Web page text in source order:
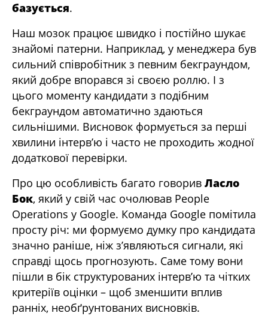
базується.
Наш мозок працює швидко і постійно шукає
знайомі патерни. Наприклад, у менеджера був
сильний співробітник з певним бекграундом,
який добре впорався зі своєю роллю. І з
цього моменту кандидати з подібним
бекграундом автоматично здаються
сильнішими. Висновок формується за перші
хвилини інтерв’ю і часто не проходить жодної
додаткової перевірки.
Про цю особливість багато говорив Ласло
Бок, який у свій час очолював People
Operations у Google. Команда Google помітила
просту річ: ми формуємо думку про кандидата
значно раніше, ніж з’являються сигнали, які
справді щось прогнозують. Саме тому вони
пішли в бік структурованих інтерв’ю та чітких
критеріїв оцінки – щоб зменшити вплив
ранніх, необґрунтованих висновків.